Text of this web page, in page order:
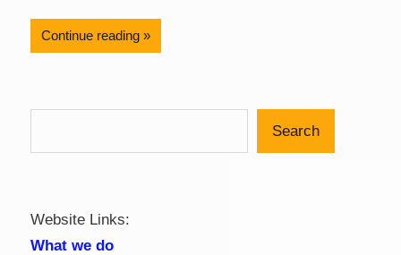
Continue reading
Search
Website Links:
What we do